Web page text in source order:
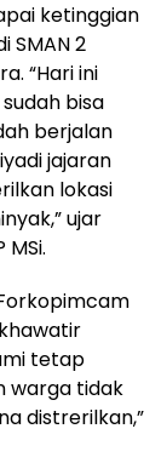
ketinggian
SMAN 2
“Hari ini
bisa
berjalan
jajaran
lokasi
ujar
tetap
warga tidak
distrerilkan,”